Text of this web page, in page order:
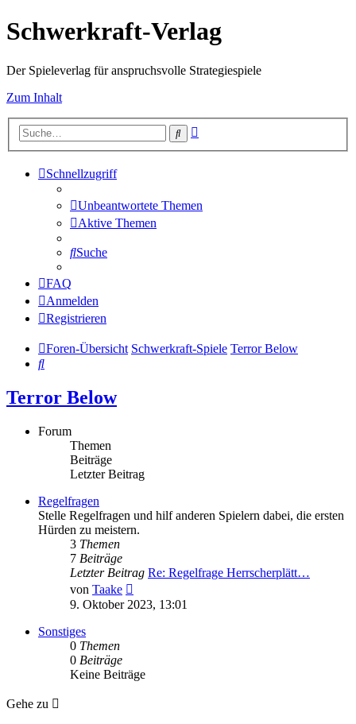
Schwerkraft-Verlag
Der Spieleverlag für anspruchsvolle Strategiespiele
Zum Inhalt
Suche
Schnellzugriff
Unbeantwortete Themen
Aktive Themen
Suche
FAQ
Anmelden
Registrieren
Foren-Übersicht Schwerkraft-Spiele Terror Below
Suche
Terror Below
Forum
Themen
Beiträge
Letzter Beitrag
Regelfragen
Stelle Regelfragen und hilf anderen Spielern dabei, die ersten
Hürden zu meistern.
3 Themen
7 Beiträge
Letzter Beitrag Re: Regelfrage Herrscherplätt…
von Taake
Beitrag
9. Oktober 2023, 13:01
Sonstiges
0 Themen
0 Beiträge
Keine Beiträge
Gehe zu